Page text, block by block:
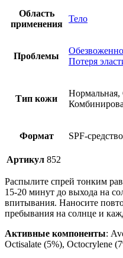
Область
применения
Тело
Проблемы
Потеря
Тип кожи
Формат SPF-средство
Артикул 852
Распылите спрей тонким
15-20 минут до выхода на
впитывания. Наносите
пребывания на солнце и
Активные компоненты:
Octisalate (5%), Octocrylene